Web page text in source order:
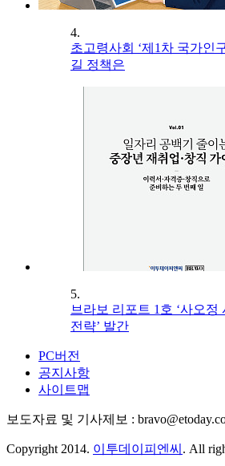
4.
초고령사회 ‘제1차 국가인
길 정책은
5.
브라보 리포트 1호 ‘사오정
전략’ 발간
PC버전
공지사항
사이트맵
보도자료 및 기사제보 :
Copyright 2014. 이투데이피엔씨 . All